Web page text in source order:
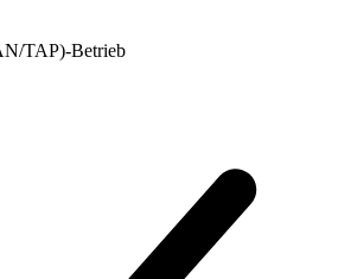
TAP)-Betrieb